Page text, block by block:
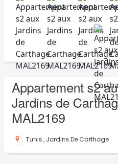
Appartement s2
Jardins de
MAL2169
Tunis , Jardins De Carthage